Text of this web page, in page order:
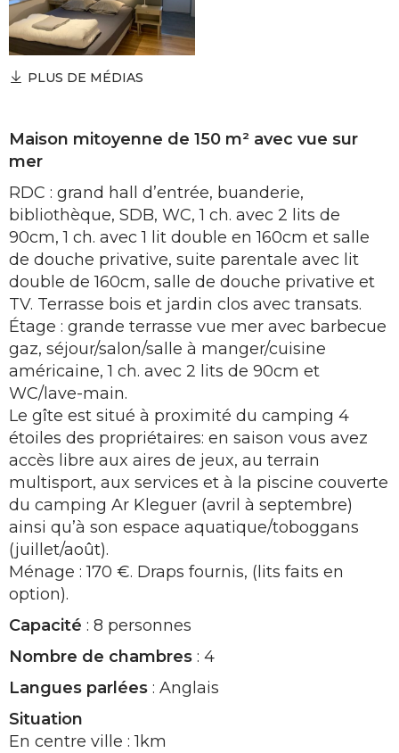
PLUS DE MÉDIAS
Maison mitoyenne de 150 m² avec vue sur
mer
RDC : grand hall d’entrée, buanderie,
bibliothèque, SDB, WC, 1 ch. avec 2 lits de
90cm, 1 ch. avec 1 lit double en 160cm et salle
de douche privative, suite parentale avec lit
double de 160cm, salle de douche privative et
TV. Terrasse bois et jardin clos avec transats.
Étage : grande terrasse vue mer avec barbecue
gaz, séjour/salon/salle à manger/cuisine
américaine, 1 ch. avec 2 lits de 90cm et
WC/lave-main.
Le gîte est situé à proximité du camping 4
étoiles des propriétaires: en saison vous avez
accès libre aux aires de jeux, au terrain
multisport, aux services et à la piscine couverte
du camping Ar Kleguer (avril à septembre)
ainsi qu’à son espace aquatique/toboggans
(juillet/août).
Ménage : 170 €. Draps fournis, (lits faits en
option).
Capacité : 8 personnes
Nombre de chambres : 4
Langues parlées : Anglais
Situation
En centre ville : 1km